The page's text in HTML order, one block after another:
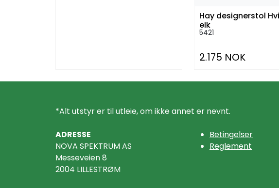
Hay designerstol
eik
5421
2.175 NOK
*Alt utstyr er til utleie, om ikke annet er nevnt.
ADRESSE
NOVA SPEKTRUM AS
Messeveien 8
2004 LILLESTRØM
Betingelser
Reglement